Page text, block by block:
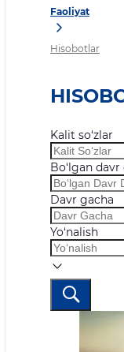
Faoliyat
Hisobotlar
Kalit so‘zlar
Bo‘lgan davr
Davr gacha
Yo‘nalish